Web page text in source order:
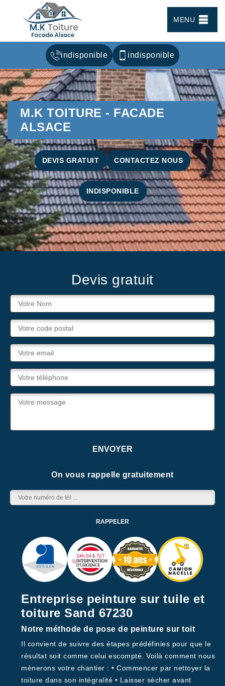
MENU
indisponible indisponible
M.K TOITURE - FACADE
ALSACE
DEVIS GRATUIT CONTACTEZ NOUS
INDISPONIBLE
Devis gratuit
On vous rappelle gratuitement
Entreprise peinture sur tuile et
toiture Sand 67230
Notre méthode de pose de peinture sur toit
Il convient de suivre des étapes prédéfinies pour que le
résultat soit comme celui escompté. Voilà comment nous
mènerons votre chantier : • Commencer par nettoyer la
toiture dans son intégralité • Laisser sècher avant